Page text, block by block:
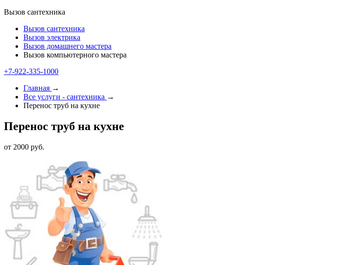
Вызов сантехника
Вызов сантехника
Вызов электрика
Вызов домашнего мастера
Вызов компьютерного мастера
+7-922-335-1000
Главная →
Все услуги - cантехника →
Перенос труб на кухне
Перенос труб на кухне
от 2000 руб.